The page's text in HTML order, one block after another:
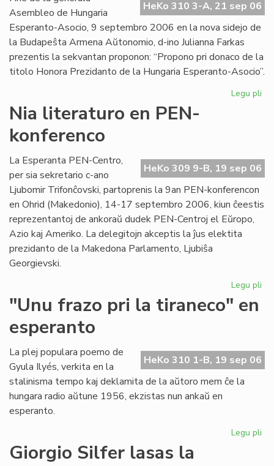
HeKo 310 3-A, 21 sep 06
Asembleo de Hungaria
Esperanto-Asocio, 9 septembro 2006 en la nova sidejo de
la Budapeŝta Armena Aŭtonomio, d-ino Julianna Farkas
prezentis la sekvantan proponon: “Propono pri donaco de la
titolo Honora Prezidanto de la Hungaria Esperanto-Asocio”.
Legu pli
Nia literaturo en PEN-
konferenco
HeKo 309 9-B, 19 sep 06
La Esperanta PEN-Centro,
per sia sekretario c-ano
Ljubomir Trifonĉovski, partoprenis la 9an PEN-konferencon
en Ohrid (Makedonio), 14-17 septembro 2006, kiun ĉeestis
reprezentantoj de ankoraŭ dudek PEN-Centroj el Eŭropo,
Azio kaj Ameriko. La delegitojn akceptis la ĵus elektita
prezidanto de la Makedona Parlamento, Ljubiŝa
Georgievski.
Legu pli
"Unu frazo pri la tiraneco" en
esperanto
HeKo 310 1-B, 19 sep 06
La plej populara poemo de
Gyula Ilyés, verkita en la
stalinisma tempo kaj deklamita de la aŭtoro mem ĉe la
hungara radio aŭtune 1956, ekzistas nun ankaŭ en
esperanto.
Legu pli
Giorgio Silfer lasas la